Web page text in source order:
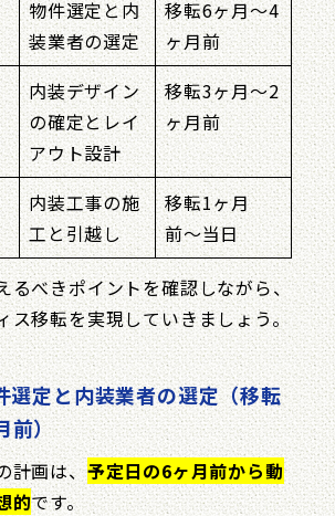
物件選定と内
装業者の選定
移転6ヶ月〜4
ヶ月前
内装デザイン
の確定とレイ
アウト設計
移転3ヶ月〜2
ヶ月前
内装工事の施
工と引越し
移転1ヶ月
前〜当日
るべきポイントを確認しながら、
ス移転を実現していきましょう。
選定と内装業者の選定（移転
前）
計画は、予定日の6ヶ月前から動
的です。